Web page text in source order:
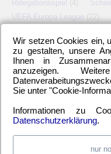
Relegationsspiel (4)
UEFA Europa League (22)
META
Anmelden Eintrags-Feed
Wir setzen Cookies ein,
zu gestalten, unsere
Ihnen in
anzuzeigen.
Sie unter "Cookie-
Informationen zu
Datenschutzerklärung.
nur